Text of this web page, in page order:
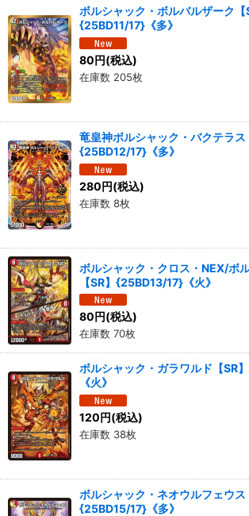
並び順:
ボルシャック・ボルバルザーク【
{25BD11/17}《多》
80円(税込)
在庫数 205枚
竜皇神ボルシャック・バクテラス
{25BD12/17}《多》
280円(税込)
在庫数 8枚
ボルシャック・クロス・NEX/ボ
【SR】{25BD13/17}《火》
80円(税込)
在庫数 70枚
ボルシャック・ガラワルド【SR
《火》
120円(税込)
在庫数 38枚
ボルシャック・ネオウルフェウス
{25BD15/17}《多》